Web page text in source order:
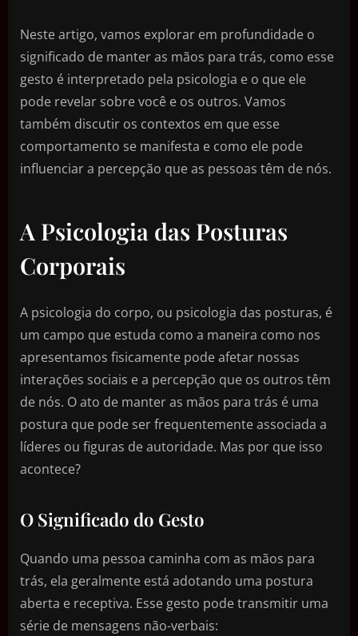
Neste artigo, vamos explorar em profundidade o
significado de manter as mãos para trás, como esse
gesto é interpretado pela psicologia e o que ele
pode revelar sobre você e os outros. Vamos
também discutir os contextos em que esse
comportamento se manifesta e como ele pode
influenciar a percepção que as pessoas têm de nós.
A Psicologia das Posturas
Corporais
A psicologia do corpo, ou psicologia das posturas, é
um campo que estuda como a maneira como nos
apresentamos fisicamente pode afetar nossas
interações sociais e a percepção que os outros têm
de nós. O ato de manter as mãos para trás é uma
postura que pode ser frequentemente associada a
líderes ou figuras de autoridade. Mas por que isso
acontece?
O Significado do Gesto
Quando uma pessoa caminha com as mãos para
trás, ela geralmente está adotando uma postura
aberta e receptiva. Esse gesto pode transmitir uma
série de mensagens não-verbais: